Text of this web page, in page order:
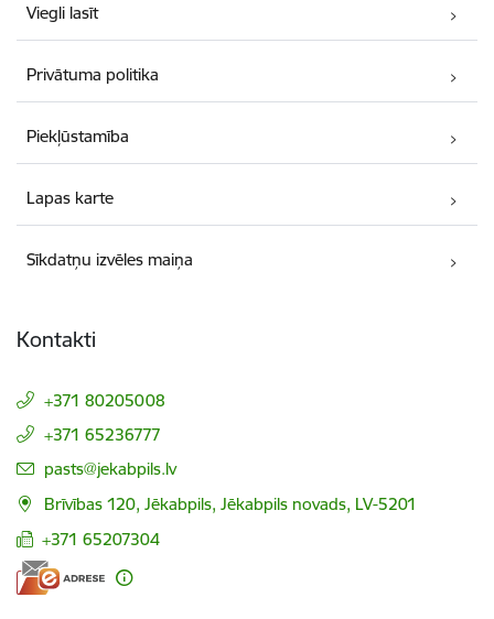
Viegli lasīt
Privātuma politika
Piekļūstamība
Lapas karte
Sīkdatņu izvēles maiņa
Kontakti
+371 80205008
+371 65236777
E-pasts:
pasts@jekabpils.lv
Brīvības 120, Jēkabpils, Jēkabpils novads, LV-5201
+371 65207304